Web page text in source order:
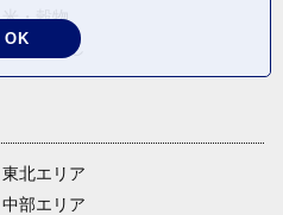
米・穀物
返礼品なし
東北エリア
中部エリア
OK